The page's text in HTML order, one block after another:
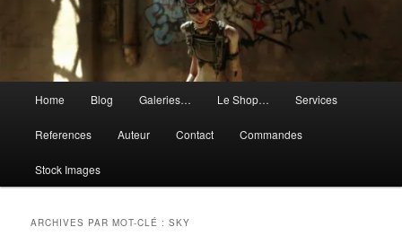
principal
Home Blog Galeries… Le Shop… Services
References Auteur Contact Commandes
Stock Images
ARCHIVES PAR MOT-CLÉ :SKY